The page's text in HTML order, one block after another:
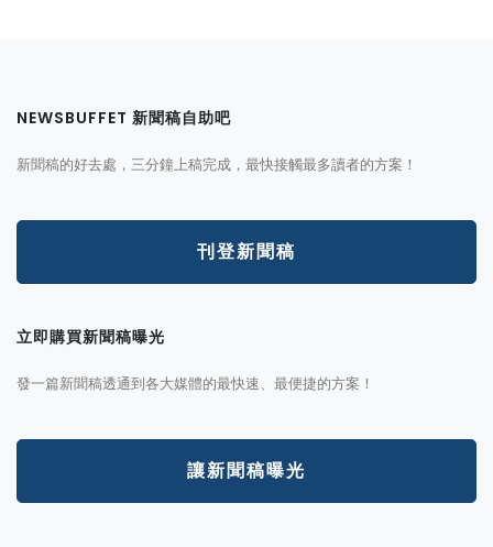
NEWSBUFFET 新聞稿自助吧
新聞稿的好去處，三分鐘上稿完成，最快接觸最多讀者的方案！
刊登新聞稿
立即購買新聞稿曝光
發一篇新聞稿透通到各大媒體的最快速、最便捷的方案！
讓新聞稿曝光